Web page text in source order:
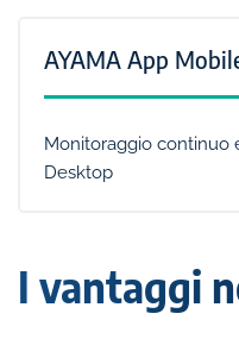
AYAMA App
Monitoraggio continuo
Desktop
I vantaggi